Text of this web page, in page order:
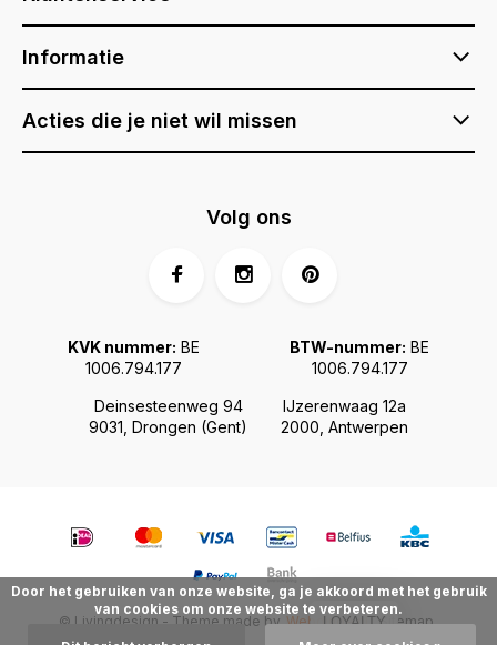
Informatie
Acties die je niet wil missen
Deinsesteenweg 94
9031, Drongen (Gent)
IJzerenwaag 12a
2000, Antwerpen
KVK nummer: BE
1006.794.177
BTW-nummer: BE
1006.794.177
Volg ons
© Livingdesign - Theme made by Webdinge.nl Sitemap
Door het gebruiken van onze website, ga je akkoord met het gebruik
van cookies om onze website te verbeteren.
LOYALTY